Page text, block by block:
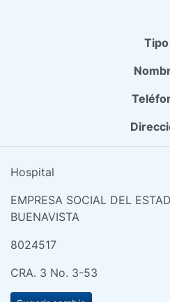
Tipo
Hospital
EMPRESA SOCIAL DEL
BUENAVISTA
8024517
CRA. 3 No. 3-53